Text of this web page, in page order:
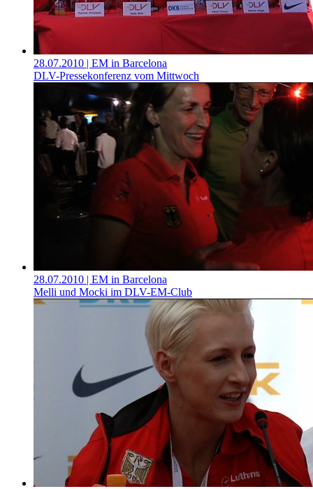
28.07.2010 | EM in Barcelona
DLV-Pressekonferenz vom Mittwoch
28.07.2010 | EM in Barcelona
Melli und Mocki im DLV-EM-Club